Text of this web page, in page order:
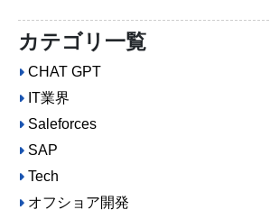
カテゴリ一覧
CHAT GPT
IT業界
Saleforces
SAP
Tech
オフショア開発